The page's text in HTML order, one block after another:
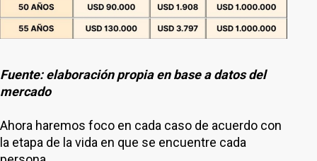
Fuente: elaboración propia en base a datos del
mercado
Ahora haremos foco en cada caso de acuerdo con
la etapa de la vida en que se encuentre cada